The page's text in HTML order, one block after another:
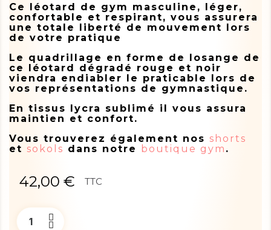
Ce léotard de gym masculine, léger,
confortable et respirant, vous assurera
une totale liberté de mouvement lors
de votre pratique
Le quadrillage en forme de losange de
ce léotard dégradé rouge et noir
viendra endiabler le praticable lors de
vos représentations de gymnastique.
En tissus lycra sublimé il vous assura
maintien et confort.
Vous trouverez également nos shorts
et sokols dans notre boutique gym .
42,00 € TTC